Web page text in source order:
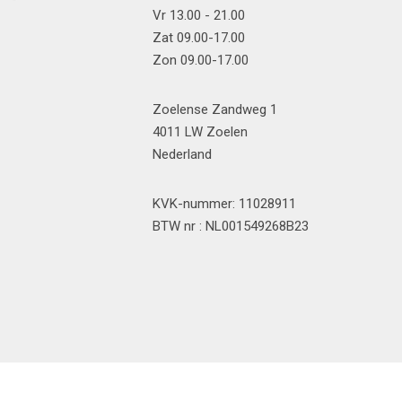
Vr 13.00 - 21.00
Zat 09.00-17.00
Zon 09.00-17.00
Zoelense Zandweg 1
4011 LW Zoelen
Nederland
KVK-nummer: 11028911
BTW nr : NL001549268B23